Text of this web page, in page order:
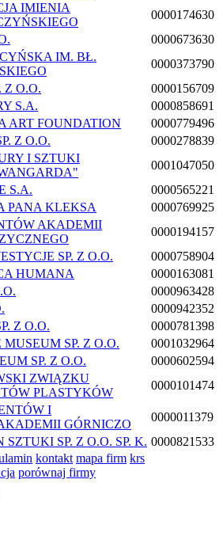
IMIENIA
0000174630
0000673630
IM. BŁ.
0000373790
Z O.O.
0000156709
S.A.
0000858691
ART FOUNDATION
0000779496
Z O.O.
0000278839
I SZTUKI
0001047050
S.A.
0000565221
PANA KLEKSA
0000769925
AKADEMII
0000194157
SP. Z O.O.
0000758904
HUMANA
0000163081
0000963428
0000942352
Z O.O.
0000781398
SP. Z O.O.
0001032964
SP. Z O.O.
0000602594
ZWIĄZKU
PLASTYKÓW
0000101474
I
GÓRNICZO
0000011379
SP. Z O.O. SP. K. 0000821533
kontakt mapa firm krs
porównaj firmy